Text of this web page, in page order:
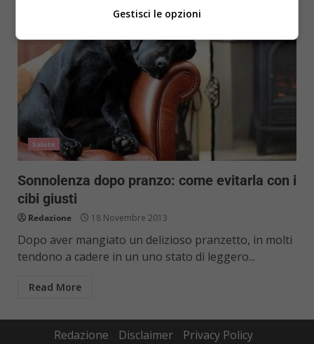
Salute
Sonnolenza dopo pranzo: come evitarla con i
cibi giusti
Redazione 18 Novembre 2013
Dopo aver mangiato un delizioso pranzetto, in molti
tendono a cadere in un uno stato di leggero...
Read More
Redazione Disclaimer Privacy Policy
Gestisci le opzioni